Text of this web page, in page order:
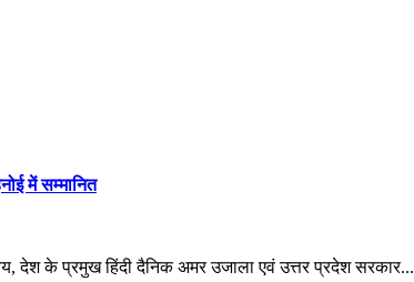
में सम्मानित
देश के प्रमुख हिंदी दैनिक अमर उजाला एवं उत्तर प्रदेश सरकार...